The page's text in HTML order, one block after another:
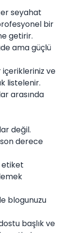
seyahat
bir
getirir.
ama güçlü
içerikleriniz ve
listelenir.
arasında
değil.
derece
etiket
blogunuzu
başlık ve